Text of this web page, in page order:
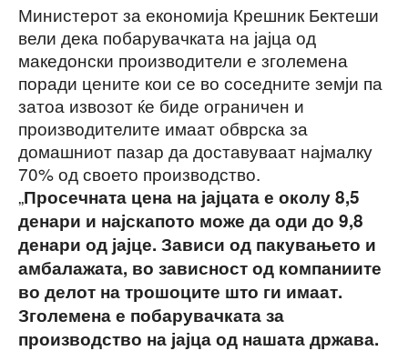
Министерот за економија Крешник Бектеши
вели дека побарувачката на јајца од
македонски производители е зголемена
поради цените кои се во соседните земји па
затоа извозот ќе биде ограничен и
производителите имаат обврска за
домашниот пазар да доставуваат најмалку
70% од своето производство.
„Просечната цена на јајцата е околу 8,5
денари и најскапото може да оди до 9,8
денари од јајце. Зависи од пакувањето и
амбалажата, во зависност од компаниите
во делот на трошоците што ги имаат.
Зголемена е побарувачката за
производство на јајца од нашата држава.